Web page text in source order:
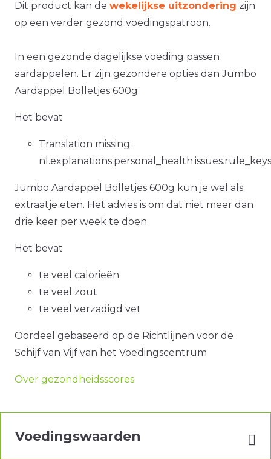
Dit product kan de wekelijkse uitzondering zijn
op een verder gezond voedingspatroon.
In een gezonde dagelijkse voeding passen
aardappelen. Er zijn gezondere opties dan Jumbo
Aardappel Bolletjes 600g.
Het bevat
Translation missing:
Jumbo Aardappel Bolletjes 600g kun je wel als
extraatje eten. Het advies is om dat niet meer dan
drie keer per week te doen.
Het bevat
te veel calorieën
te veel zout
te veel verzadigd vet
Oordeel gebaseerd op de Richtlijnen voor de
Schijf van Vijf van het Voedingscentrum
Over gezondheidsscores
Voedingswaarden